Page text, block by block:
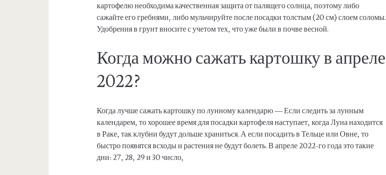
картофелю необходима качественная защита от палящего солнца, поэтому либо
сажайте его гребнями, либо мульчируйте после посадки толстым (20 см) слоем соломы.
Удобрения в грунт вносите с учетом тех, что уже были в почве весной.
Когда можно сажать картошку в апреле
2022?
Когда лучше сажать картошку по лунному календарю — Если следить за лунным
календарем, то хорошее время для посадки картофеля наступает, когда Луна находится
в Раке, так клубни будут дольше храниться. А если посадить в Тельце или Овне, то
быстро появятся всходы и растения не будут болеть. В апреле 2022-го года это такие
дни: 27, 28, 29 и 30 число,